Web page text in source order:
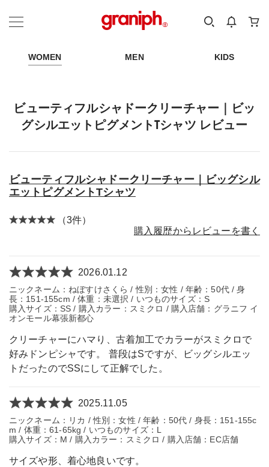
カテゴリーから探す
WOMEN MEN KIDS
ビューティフルシャドークリーチャー｜ビッ
グシルエットピグメントTシャツ レビュー
ビューティフルシャドークリーチャー｜ビッグシル
エットピグメントTシャツ
（3件）
購入履歴からレビューを書く
2026.01.12
ニックネーム：ねぼすけさくら / 性別：女性 / 年齢：50代 / 身
長：151-155cm / 体重：未選択 / いつものサイズ：S
購入サイズ：SS / 購入カラー：スミクロ / 購入店舗：グラニフ イ
オンモール幕張新都心
クリーチャーにハマり、古着加工でカラーがスミクロで
好みドンピシャです。 普段はSですが、ビッグシルエッ
トだったのでSSにして正解でした。
2025.11.05
ニックネーム：リカ / 性別：女性 / 年齢：50代 / 身長：151-155c
m / 体重：61-65kg / いつものサイズ：L
購入サイズ：M / 購入カラー：スミクロ / 購入店舗：EC店舗
サイズや形、着心地良いです。